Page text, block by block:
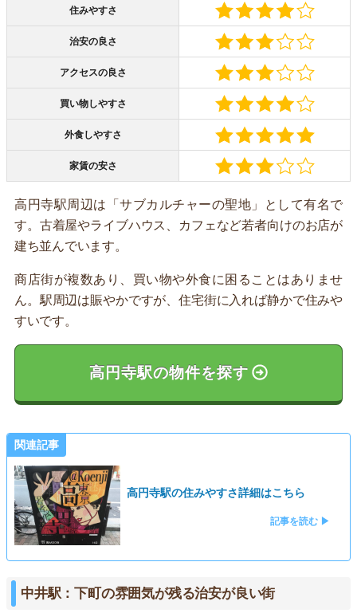
住みやすさ
治安の良さ
アクセスの良さ
買い物しやすさ
外食しやすさ
家賃の安さ
高円寺駅周辺は「サブカルチャーの聖地」として有名で
す。古着屋やライブハウス、カフェなど若者向けのお店が
建ち並んでいます。
商店街が複数あり、買い物や外食に困ることはありませ
ん。駅周辺は賑やかですが、住宅街に入れば静かで住みや
すいです。
高円寺駅の物件を探す
関連記事
高円寺駅の住みやすさ詳細はこちら
記事を読む ▶
中井駅：下町の雰囲気が残る治安が良い街